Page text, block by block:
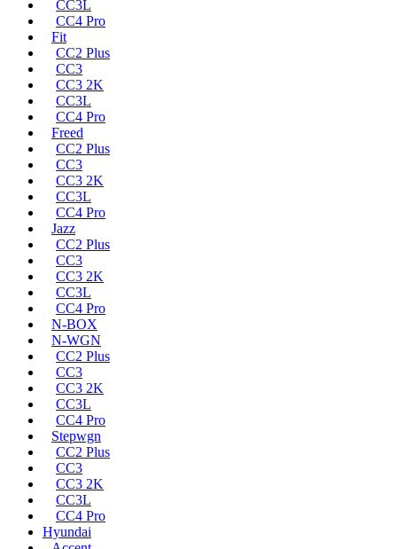
CC3L
CC4 Pro
Fit
CC2 Plus
CC3
CC3 2K
CC3L
CC4 Pro
Freed
CC2 Plus
CC3
CC3 2K
CC3L
CC4 Pro
Jazz
CC2 Plus
CC3
CC3 2K
CC3L
CC4 Pro
N-BOX
N-WGN
CC2 Plus
CC3
CC3 2K
CC3L
CC4 Pro
Stepwgn
CC2 Plus
CC3
CC3 2K
CC3L
CC4 Pro
Hyundai